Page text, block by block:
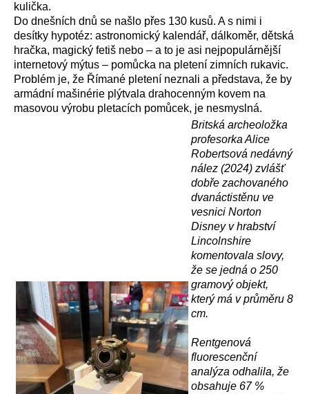
kulička.
Do dnešních dnů se našlo přes 130 kusů. A s nimi i
desítky hypotéz: astronomický kalendář, dálkoměr, dětská
hračka, magický fetiš nebo – a to je asi nejpopulárnější
internetový mýtus – pomůcka na pletení zimních rukavic.
Problém je, že Římané pletení neznali a představa, že by
armádní mašinérie plýtvala drahocenným kovem na
masovou výrobu pletacích pomůcek, je nesmyslná.
Britská archeoložka
profesorka Alice
Robertsová nedávný
nález (2024) zvlášť
dobře zachovaného
dvanáctistěnu ve
vesnici Norton
Disney v hrabství
Lincolnshire
komentovala slovy,
že se jedná o 250
gramový objekt,
který má v průměru 8
cm.
Rentgenová
fluorescenční
analýza odhalila, že
obsahuje 67 %